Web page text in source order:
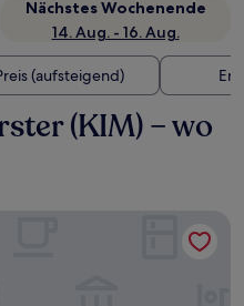
Nächstes Wochenende
14. Aug. - 16. Aug.
(aufsteigend)
(KIM) – wo